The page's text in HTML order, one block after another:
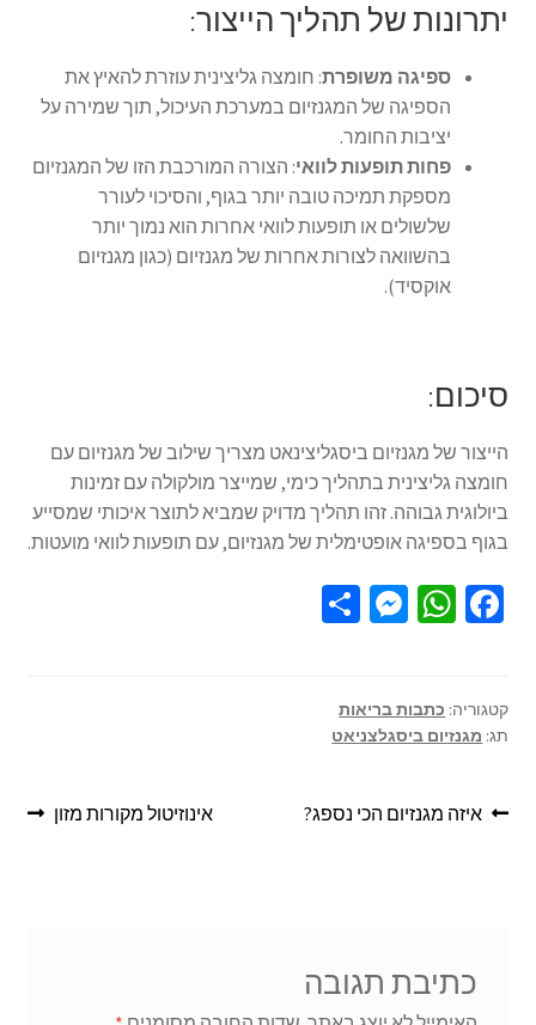
יתרונות של תהליך הייצור:
ספיגה משופרת: חומצה גליצינית עוזרת להאיץ את
הספיגה של המגנזיום במערכת העיכול, תוך שמירה על
יציבות החומר.
פחות תופעות לוואי: הצורה המורכבת הזו של המגנזיום
מספקת תמיכה טובה יותר בגוף, והסיכוי לעורר
שלשולים או תופעות לוואי אחרות הוא נמוך יותר
בהשוואה לצורות אחרות של מגנזיום (כגון מגנזיום
אוקסיד).
סיכום:
הייצור של מגנזיום ביסגליצינאט מצריך שילוב של מגנזיום עם
חומצה גליצינית בתהליך כימי, שמייצר מולקולה עם זמינות
ביולוגית גבוהה. זהו תהליך מדויק שמביא לתוצר איכותי שמסייע
בגוף בספיגה אופטימלית של מגנזיום, עם תופעות לוואי מועטות.
Fa
o
o
k
W
sA
p
p
M
n
ge
r
S
קטגוריה: כתבות בריאות
תג: מגנזיום ביסגלצניאט
איזה מגנזיום הכי נספג? אינוזיטול מקורות מזון
כתיבת תגובה